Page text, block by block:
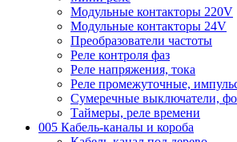
Модульные контакторы 220V
Модульные контакторы 24V
Преобразователи частоты
Реле контроля фаз
Реле напряжения, тока
Реле промежуточные,
Сумеречные выключатели,
Таймеры, реле времени
005 Кабель-каналы и короба